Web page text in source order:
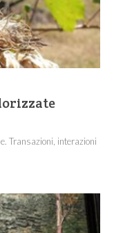
Transazioni, interazioni